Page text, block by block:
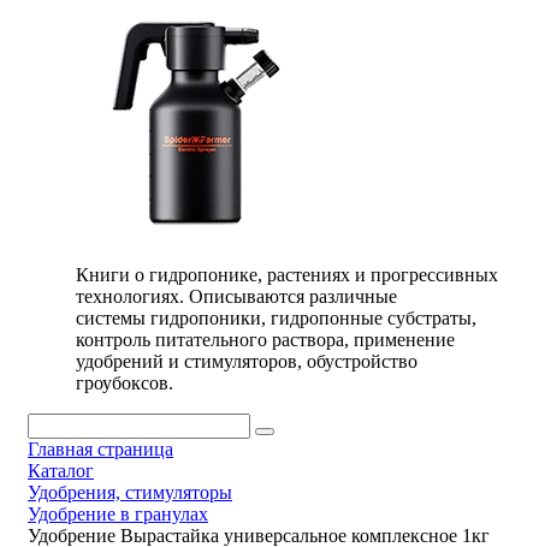
Книги о гидропонике, растениях и прогрессивных
технологиях. Описываются различные
системы гидропоники, гидропонные субстраты,
контроль питательного раствора, применение
удобрений и стимуляторов, обустройство
гроубоксов.
Главная страница
Каталог
Удобрения, стимуляторы
Удобрение в гранулах
Удобрение Вырастайка универсальное комплексное 1кг